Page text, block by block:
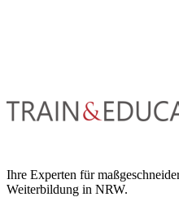
Ihre Experten für
Weiterbildung in NRW.